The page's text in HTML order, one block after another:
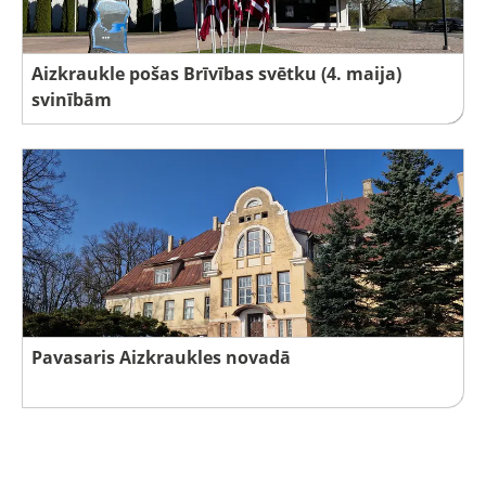
Aizkraukle pošas Brīvības svētku (4. maija)
svinībām
Pavasaris Aizkraukles novadā